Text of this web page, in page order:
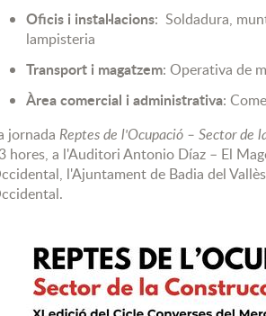
Oficis i instal·lacions: Soldadura,
lampisteria
Transport i magatzem: Operativa de
Àrea comercial i administrativa:
jornada Reptes de l'Ocupació – Sector de
hores, a l'Auditori Antonio Díaz – El
l'Ajuntament de Badia del